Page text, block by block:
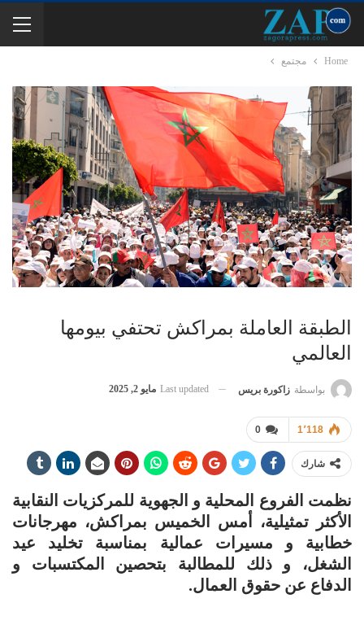
Home مجتمع
الطبقة العاملة بمراكش تحتفي بيومها
العالمي
بواسطة زاكورة بريس Last updated مايو 2, 2025
0 1٬118
شارك
نظمت الفروع المحلية و الجهوية للمركزيات النقابية
الأكثر تمثيلية، أمس الخميس بمراكش، مهرجانات
خطابية و مسيرات عمالية بمناسبة تخليد عيد
الشغل، و ذلك للمطالبة بتحصين المكتسبات و
الدفاع عن حقوق العمال.